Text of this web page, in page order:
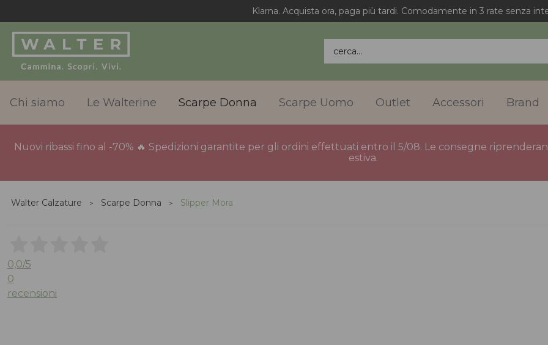
Klarna. Acquista ora, paga più tardi. Comodamente in 3 rate senza
cerca...
Chi siamo Le Walterine Scarpe Donna Scarpe Uomo Outlet Accessori Brand
Nuovi ribassi fino al -70% 🔥 Spedizioni garantite per gli ordini effettuati entro il 5/08. Le consegne
estiva.
Walter Calzature Scarpe Donna Slipper Mora
0,0/5
0
recensioni